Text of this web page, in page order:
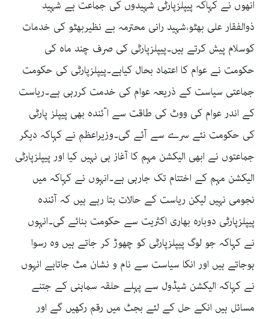
انھوں نے کہاکہ پیپلزپارٹی شہیدوں کی جماعت ہے شہید
ذوالفقار علی بھٹو،شہید رانی محترمہ بے نظیربھٹو کی خدمات
کوسلام پیش کرتے ہیں۔پیپلزپارٹی کی صرف چند ماہ کی
حکومت نے عوام کا اعتماد بحال کیاہے۔پیپلزپارٹی کی حکومت
جماعتی سیاست کے ذریعہ عوام کی خدمت کررہی ہے۔ریاست
کے اندر عوام کی ووٹ کی طاقت سے ا ٓئندہ بھی پیپلز پارٹی
کی حکومت نئے سرے سے آئے گی۔وزیراعظم نے کہاکہ دیگر
جماعتوں نے ابھی الیکشن مہم کا آغاز ہی نہیں کیا اور پیپلزپارٹی
الیکشن مہم کے اختتام تک جارہی ہے۔انہوں نے کہاکہ میں
نجومی نہیں لیکن ریاست کے حالات بتا رہے ہیں کہ آئندہ
پیپلزپارٹی دوبارہ بھاری اکثریت سے حکومت بنائے گی۔انہوں
نے کہاکہ جو لوگ پیپلزپارٹی کو چھوڑ کر جاتے ہیں وہ رسوا
ہوجاتے ہیں اور انکا سیاست سے نام و نشان مٹ جاتاہے انہوں
نے کہاکہ الیکشن شیڈول سے پہلے حلقہ سماہنی کے جتنے
مسائل ہیں انکے حل کے لئے بجٹ میں رقم رکھیں گے اور